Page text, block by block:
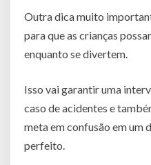
Outra dica muito
para que as crianças
enquanto se divertem.
Isso vai garantir uma
caso de acidentes e
meta em confusão em um
perfeito.